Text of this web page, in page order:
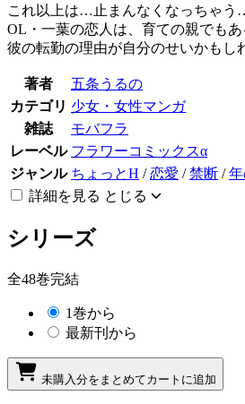
これ以上は…止まんなくなっちゃ
OL・一葉の恋人は、育ての親でも
彼の転勤の理由が自分のせいかも
著者
五条うるの
カテゴリ 少女・女性マンガ
雑誌
モバフラ
レーベル フラワーコミックスα
ジャンル ちょっとH /恋愛 /禁断 /
詳細を見る とじる
シリーズ
全48巻完結
1巻から
最新刊から
未購入分をまとめてカートに追加